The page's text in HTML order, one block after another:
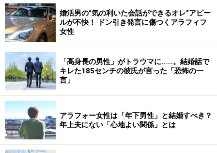
を取り入れたから、それなら時間があるでしょと思っ
た。それに夫が家事を積極的にやることは子どもたちに
もいい影響がありますから」
そんなミサさんの思惑をよそに、夫は長い時間をかけて
換気扇の油を拭き取っただけで「終わったよ」とのたま
った。それがミサさんの怒りに火をつけたのだ。
「ちゃんとやってよ。あなたは一家の主で、父親なんだ
からと言ったら、夫は『掃除するのが一家の主の役割
か』と逆ギレ。『だいたい、おまえはオレに指図しすぎ
婚活男の“気の利いた会話ができるオレ”アピー
ルが不快！ ドン引き発言に傷つくアラフィフ
女性
「高身長の男性」がトラウマに……。結婚話で
キレた185センチの彼氏が言った「恐怖の一
言」
アラフォー女性は「年下男性」と結婚すべき？
年上夫にない「心地よい関係」とは